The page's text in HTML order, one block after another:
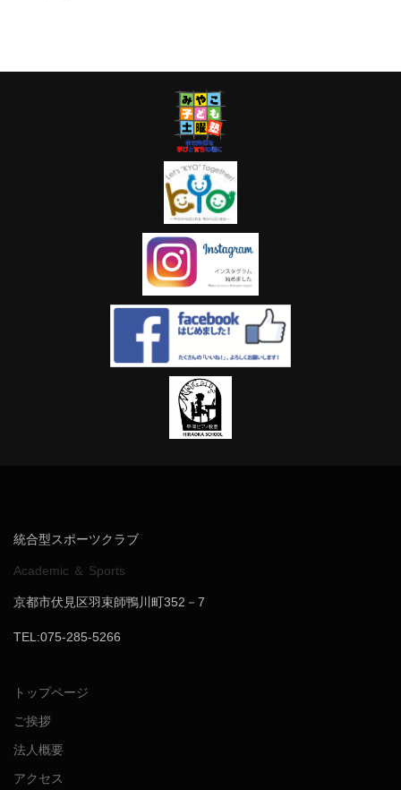
統合型スポーツクラブ
Academic ＆ Sports
京都市伏見区羽束師鴨川町352－7
TEL:075-285-5266
トップページ
ご挨拶
法人概要
アクセス